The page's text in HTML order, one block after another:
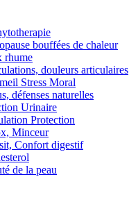
bouffées de chaleur
rhume
douleurs articulaires
Stress Moral
défenses naturelles
Urinaire
Protection
Minceur
Confort digestif
de la peau